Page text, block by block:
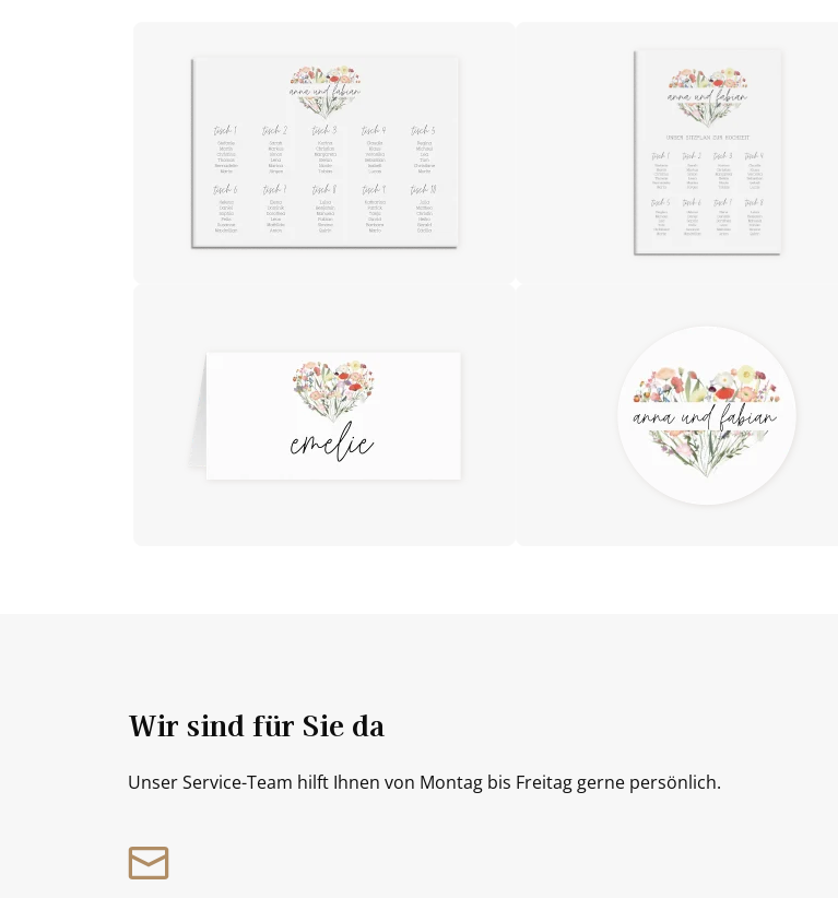
Wir sind für Sie da
Unser Service-Team hilft Ihnen von Montag bis Freitag gerne persönlich.